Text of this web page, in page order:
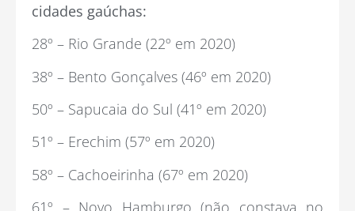
cidades gaúchas:
28º – Rio Grande (22º em 2020)
38º – Bento Gonçalves (46º em 2020)
50º – Sapucaia do Sul (41º em 2020)
51º – Erechim (57º em 2020)
58º – Cachoeirinha (67º em 2020)
61º – Novo Hamburgo (não constava no